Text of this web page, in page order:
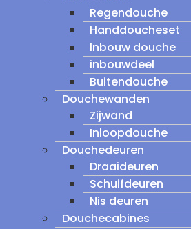
Regendouche
Handdoucheset
Inbouw douche
inbouwdeel
Buitendouche
Douchewanden
Zijwand
Inloopdouche
Douchedeuren
Draaideuren
Schuifdeuren
Nis deuren
Douchecabines